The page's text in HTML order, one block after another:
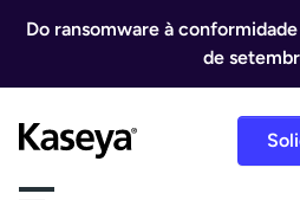
Do ransomware à
de